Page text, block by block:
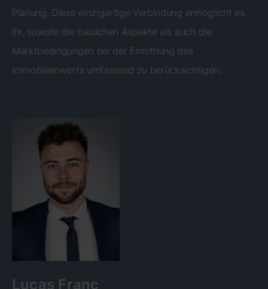
Planung. Diese einzigartige Verbindung ermöglicht es
ihr, sowohl die baulichen Aspekte als auch die
Marktbedingungen bei der Ermittlung des
Immobilienwerts umfassend zu berücksichtigen.
Lucas Franc